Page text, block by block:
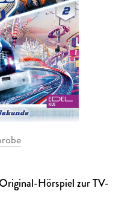
Hörspiel zur TV-